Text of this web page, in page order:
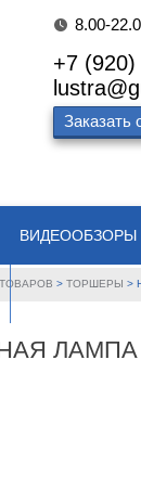
8.00-
+7
Заказать
ВИДЕООБЗОРЫ
> ТОРШЕРЫ >